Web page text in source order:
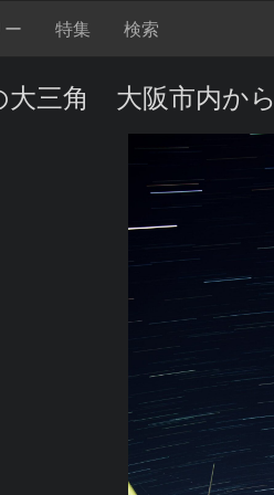
特集 検索
大三角 大阪市内から